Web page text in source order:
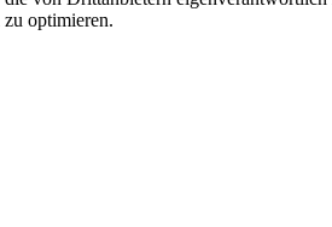
optimieren.